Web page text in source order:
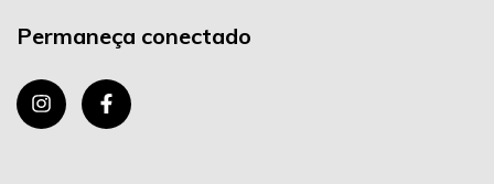
Permaneça conectado